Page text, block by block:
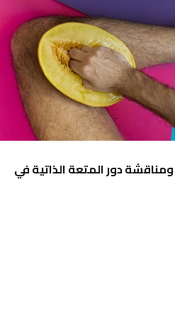
دور المتعة الذاتية في